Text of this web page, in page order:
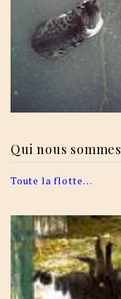
Qui nous sommes
Toute la flotte…